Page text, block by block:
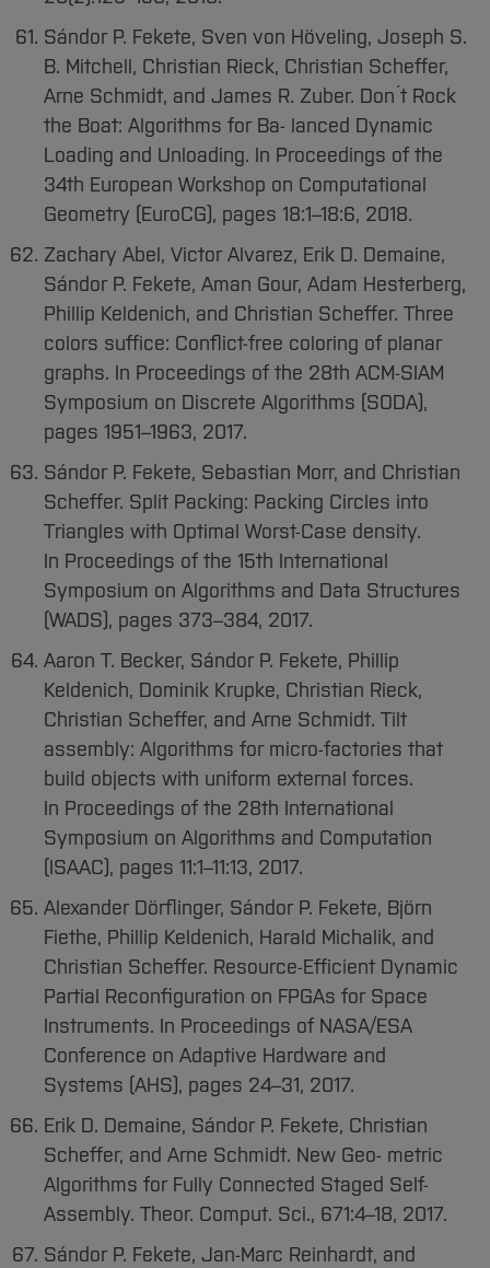
Sándor P. Fekete, Sven von Höveling, Joseph S.
B. Mitchell, Christian Rieck, Christian Scheffer,
Arne Schmidt, and James R. Zuber. Don ́t Rock
the Boat: Algorithms for Ba- lanced Dynamic
Loading and Unloading. In Proceedings of the
34th European Workshop on Computational
Geometry (EuroCG), pages 18:1–18:6, 2018.
Zachary Abel, Victor Alvarez, Erik D. Demaine,
Sándor P. Fekete, Aman Gour, Adam Hesterberg,
Phillip Keldenich, and Christian Scheffer. Three
colors suffice: Conflict-free coloring of planar
graphs. In Proceedings of the 28th ACM-SIAM
Symposium on Discrete Algorithms (SODA),
pages 1951–1963, 2017.
Sándor P. Fekete, Sebastian Morr, and Christian
Scheffer. Split Packing: Packing Circles into
Triangles with Optimal Worst-Case density.
In Proceedings of the 15th International
Symposium on Algorithms and Data Structures
(WADS), pages 373–384, 2017.
Aaron T. Becker, Sándor P. Fekete, Phillip
Keldenich, Dominik Krupke, Christian Rieck,
Christian Scheffer, and Arne Schmidt. Tilt
assembly: Algorithms for micro-factories that
build objects with uniform external forces.
In Proceedings of the 28th International
Symposium on Algorithms and Computation
(ISAAC), pages 11:1–11:13, 2017.
Alexander Dörflinger, Sándor P. Fekete, Björn
Fiethe, Phillip Keldenich, Harald Michalik, and
Christian Scheffer. Resource-Efficient Dynamic
Partial Reconfiguration on FPGAs for Space
Instruments. In Proceedings of NASA/ESA
Conference on Adaptive Hardware and
Systems (AHS), pages 24–31, 2017.
Erik D. Demaine, Sándor P. Fekete, Christian
Scheffer, and Arne Schmidt. New Geo- metric
Algorithms for Fully Connected Staged Self-
Assembly. Theor. Comput. Sci., 671:4–18, 2017.
Sándor P. Fekete, Jan-Marc Reinhardt, and